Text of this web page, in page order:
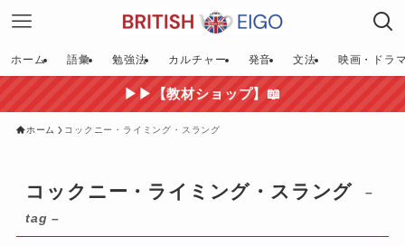
ホーム 語彙 勉強法 カルチャー 発音 文法 映画・ドラ
▶▶【教材ショップ】📖
ホーム コックニー・ライミング・スラング
コックニー・ライミング・スラング
–
tag –